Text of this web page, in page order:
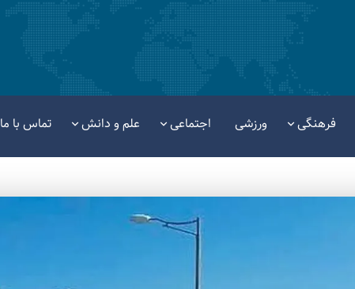
فرهنگی ورزشی اجتماعی علم و دانش تماس با ما